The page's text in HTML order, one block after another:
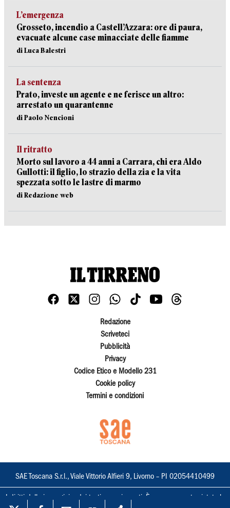
L’emergenza
Grosseto, incendio a Castell’Azzara: ore di paura,
evacuate alcune case minacciate delle fiamme
di Luca Balestri
La sentenza
Prato, investe un agente e ne ferisce un altro:
arrestato un quarantenne
di Paolo Nencioni
Il ritratto
Morto sul lavoro a 44 anni a Carrara, chi era Aldo
Gullotti: il figlio, lo strazio della zia e la vita
spezzata sotto le lastre di marmo
di Redazione web
Redazione
Scriveteci
Pubblicità
Privacy
Codice Etico e Modello 231
Cookie policy
Termini e condizioni
SAE Toscana S.r.l., Viale Vittorio Alfieri 9, Livorno – PI 02054410499
I diritti delle immagini e dei testi sono riservati. È espressamente vietata la